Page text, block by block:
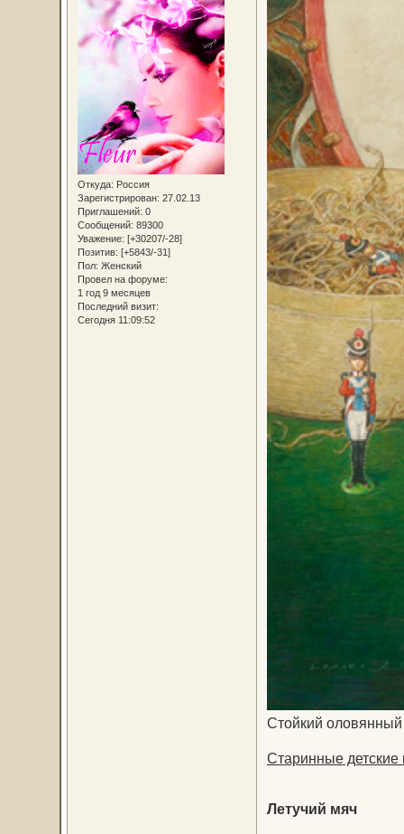
Откуда: Россия
Зарегистрирован: 27.02.13
Приглашений: 0
Сообщений: 89300
Уважение: [+30207/-28]
Позитив: [+5843/-31]
Пол: Женский
Провел на форуме:
1 год 9 месяцев
Последний визит:
Сегодня 11:09:52
Стойкий
Старинные детские
Летучий мяч